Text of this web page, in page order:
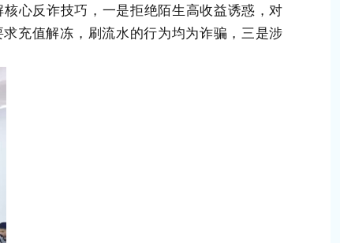
心反诈技巧，一是拒绝陌生高收益诱惑，对
充值解冻，刷流水的行为均为诈骗，三是涉